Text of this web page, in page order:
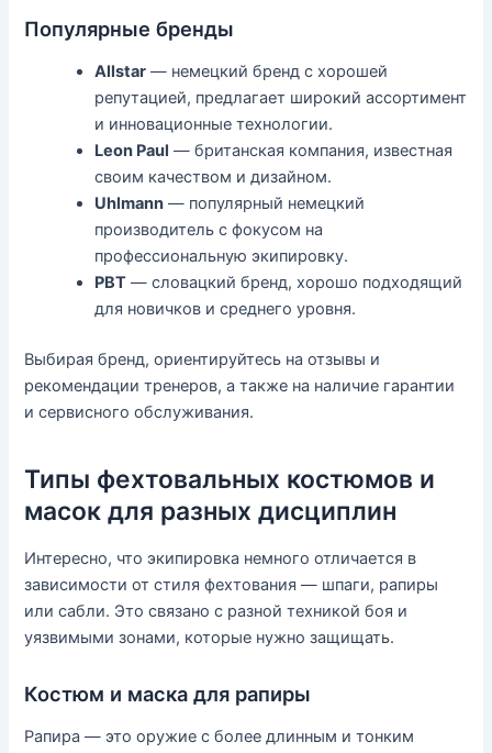
Популярные бренды
Allstar — немецкий бренд с хорошей
репутацией, предлагает широкий ассортимент
и инновационные технологии.
Leon Paul — британская компания, известная
своим качеством и дизайном.
Uhlmann — популярный немецкий
производитель с фокусом на
профессиональную экипировку.
PBT — словацкий бренд, хорошо подходящий
для новичков и среднего уровня.
Выбирая бренд, ориентируйтесь на отзывы и
рекомендации тренеров, а также на наличие гарантии
и сервисного обслуживания.
Типы фехтовальных костюмов и
масок для разных дисциплин
Интересно, что экипировка немного отличается в
зависимости от стиля фехтования — шпаги, рапиры
или сабли. Это связано с разной техникой боя и
уязвимыми зонами, которые нужно защищать.
Костюм и маска для рапиры
Рапира — это оружие с более длинным и тонким